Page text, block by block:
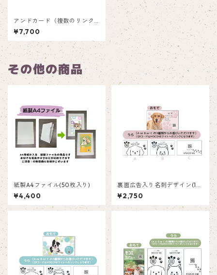
アンドカード（複数のリンク
を表示）_and222
¥7,700
その他の商品
紙製A4ファイル(50枚入り)
¥4,400
裏面広告入り名刺デザイン(1箱
50枚入り)_肉球_PP001ad
¥2,750